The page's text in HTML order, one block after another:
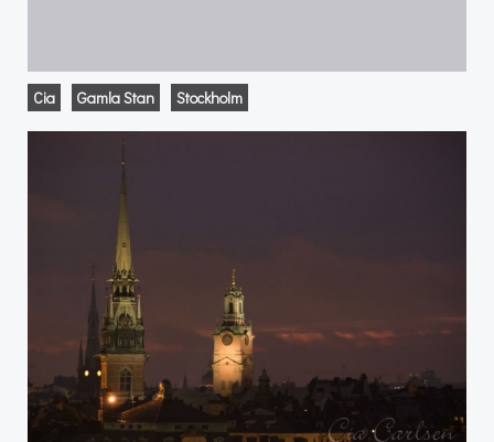
Cia Gamla Stan Stockholm